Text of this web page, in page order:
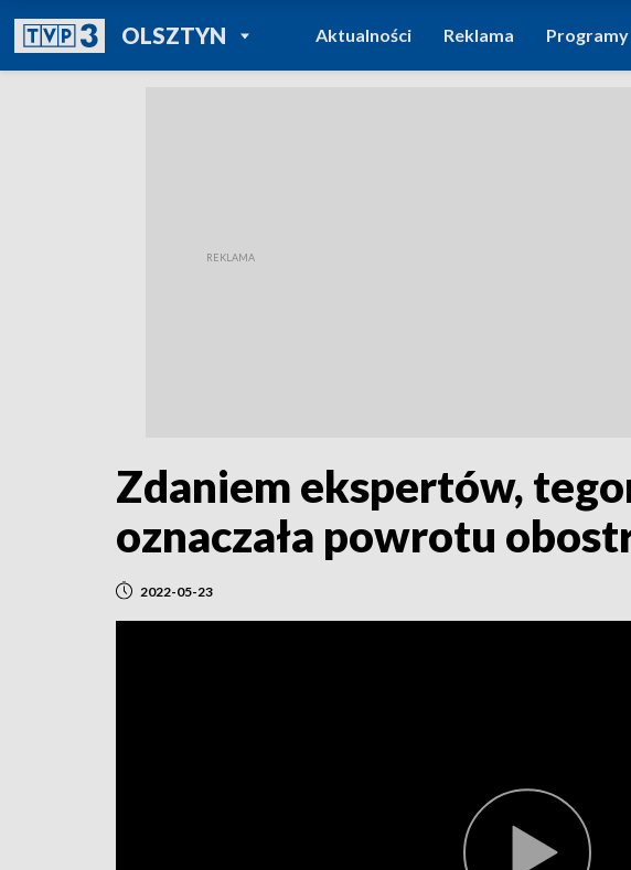
OLSZTYNPOWRÓT DO
TVP REGIONY
Aktualności Reklama Programy
Zdaniem ekspertów,
oznaczała powrotu
2022-05-23